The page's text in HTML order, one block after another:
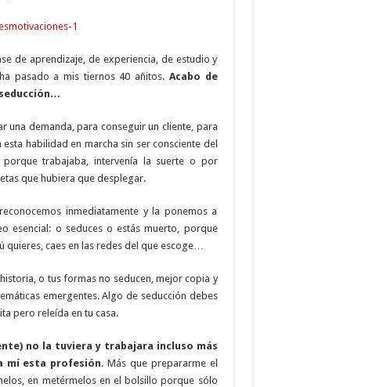
de aprendizaje, de experiencia, de estudio y
pasado a mis tiernos 40 añitos. Acabo de
una demanda, para conseguir un cliente, para
habilidad en marcha sin ser consciente del
trabajaba, intervenía la suerte o por
que hubiera que desplegar.
inmediatamente y la ponemos a
esencial: o seduces o estás muerto, porque
caes en las redes del que escoge…
o tus formas no seducen, mejor copia y
emergentes. Algo de seducción debes
pero releída en tu casa.
no la tuviera y trabajara incluso más
mí esta profesión. Más que prepararme el
en metérmelos en el bolsillo porque sólo